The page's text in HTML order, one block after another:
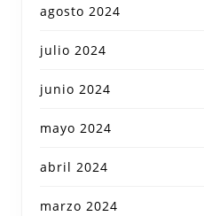
agosto 2024
julio 2024
junio 2024
mayo 2024
abril 2024
marzo 2024